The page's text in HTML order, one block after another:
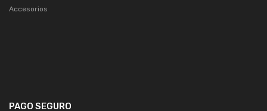
Accesorios
PAGO SEGURO